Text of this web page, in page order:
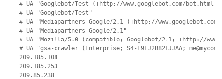
# UA "Googlebot/Test (+http://www.googlebot.com/bot.html)"
# UA "Googlebot/Test"
# UA "Mediapartners-Google/2.1 (+http://
# UA "Mediapartners-Google/2.1"
# UA "Mozilla/5.0 (compatible; Googlebot/2.1; +http://
# UA "gsa-crawler (Enterprise; S4-E9LJ2B82FJJAA;
209.185.108
209.185.253
209.85.238